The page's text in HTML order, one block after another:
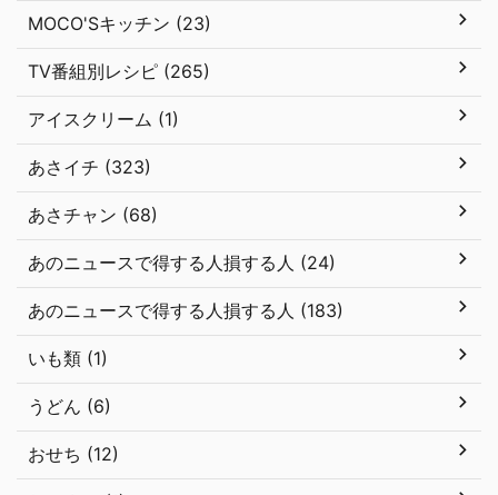
MOCO'Sキッチン (23)
TV番組別レシピ (265)
アイスクリーム (1)
あさイチ (323)
あさチャン (68)
あのニュースで得する人損する人 (24)
あのニュースで得する人損する人 (183)
いも類 (1)
うどん (6)
おせち (12)